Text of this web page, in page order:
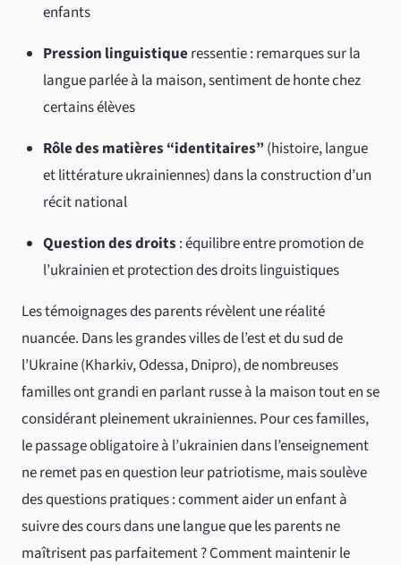
enfants
Pression linguistiqueressentie : remarques sur la
langue parlée à la maison, sentiment de honte chez
certains élèves
Rôle des matières “identitaires”(histoire, langue
et littérature ukrainiennes) dans la construction d’un
récit national
Question des droits : équilibre entre promotion de
l’ukrainien et protection des droits linguistiques
Les témoignages des parents révèlent une réalité
nuancée. Dans les grandes villes de l’est et du sud de
l’Ukraine (Kharkiv, Odessa, Dnipro), de nombreuses
familles ont grandi en parlant russe à la maison tout en se
considérant pleinement ukrainiennes. Pour ces familles,
le passage obligatoire à l’ukrainien dans l’enseignement
ne remet pas en question leur patriotisme, mais soulève
des questions pratiques : comment aider un enfant à
suivre des cours dans une langue que les parents ne
maîtrisent pas parfaitement ? Comment maintenir le